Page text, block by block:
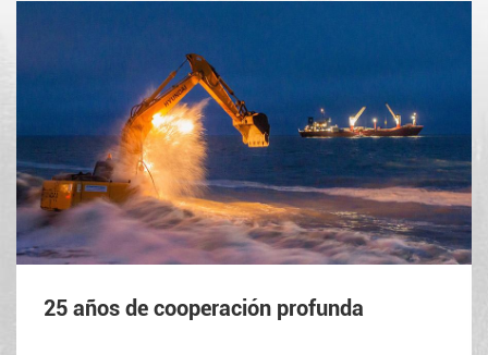
25 años de cooperación profunda